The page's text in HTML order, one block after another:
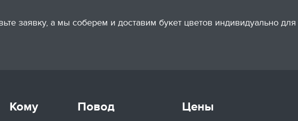
заявку, а мы соберем и доставим букет цветов индивидуально для
Кому Повод Цены